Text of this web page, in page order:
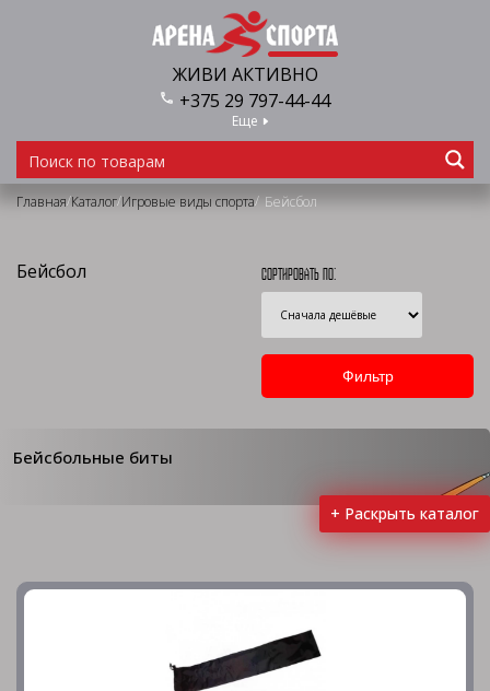
ЖИВИ АКТИВНО
+375 29 797-44-44
Еще
Главная/Каталог/Игровые виды спорта/ Бейсбол
Бейсбол Сортировать по:
Бейсбольные биты
+ Раскрыть каталог